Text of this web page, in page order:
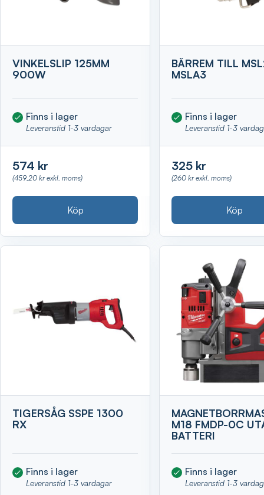
VINKELSLIP 125MM
900W
Finns i lager
Leveranstid 1-3 vardagar
574 kr
(459,20 kr exkl. moms)
Köp
BÄRREM TILL
MSLA3
Finns i lager
Leveranstid 1-3
325 kr
(260 kr exkl. moms)
Köp
TIGERSÅG SSPE 1300
RX
Finns i lager
Leveranstid 1-3 vardagar
M18 FMDP-0C
BATTERI
Finns i lager
Leveranstid 1-3